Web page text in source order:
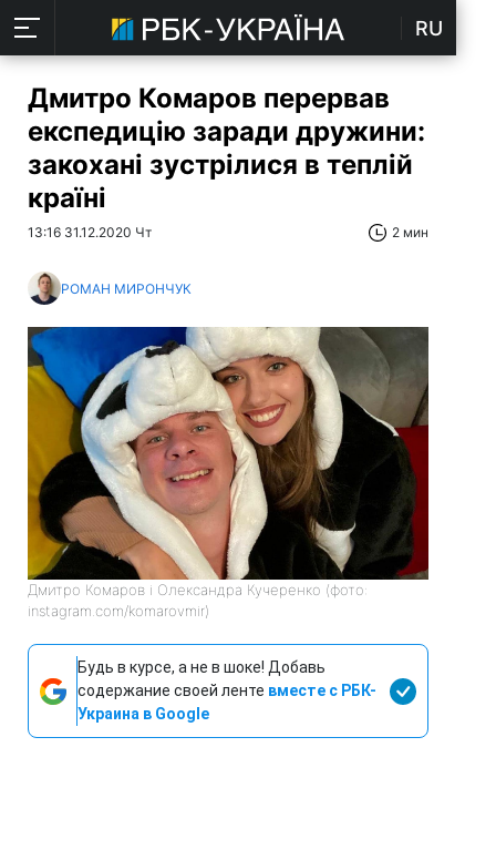
RU
Дмитро Комаров перервав
експедицію заради дружини:
закохані зустрілися в теплій
країні
13:16 31.12.2020 Чт 2 мин
РОМАН МИРОНЧУК
Дмитро Комаров і Олександра Кучеренко (фото:
instagram.com/komarovmir)
Будь в курсе, а не в шоке! Добавь
содержание своей ленте вместе с РБК-
Украина в Google